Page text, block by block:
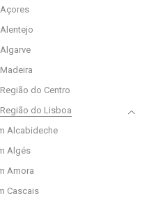
do Centro
do Lisboa
Alcabideche
Algés
Amora
Cascais